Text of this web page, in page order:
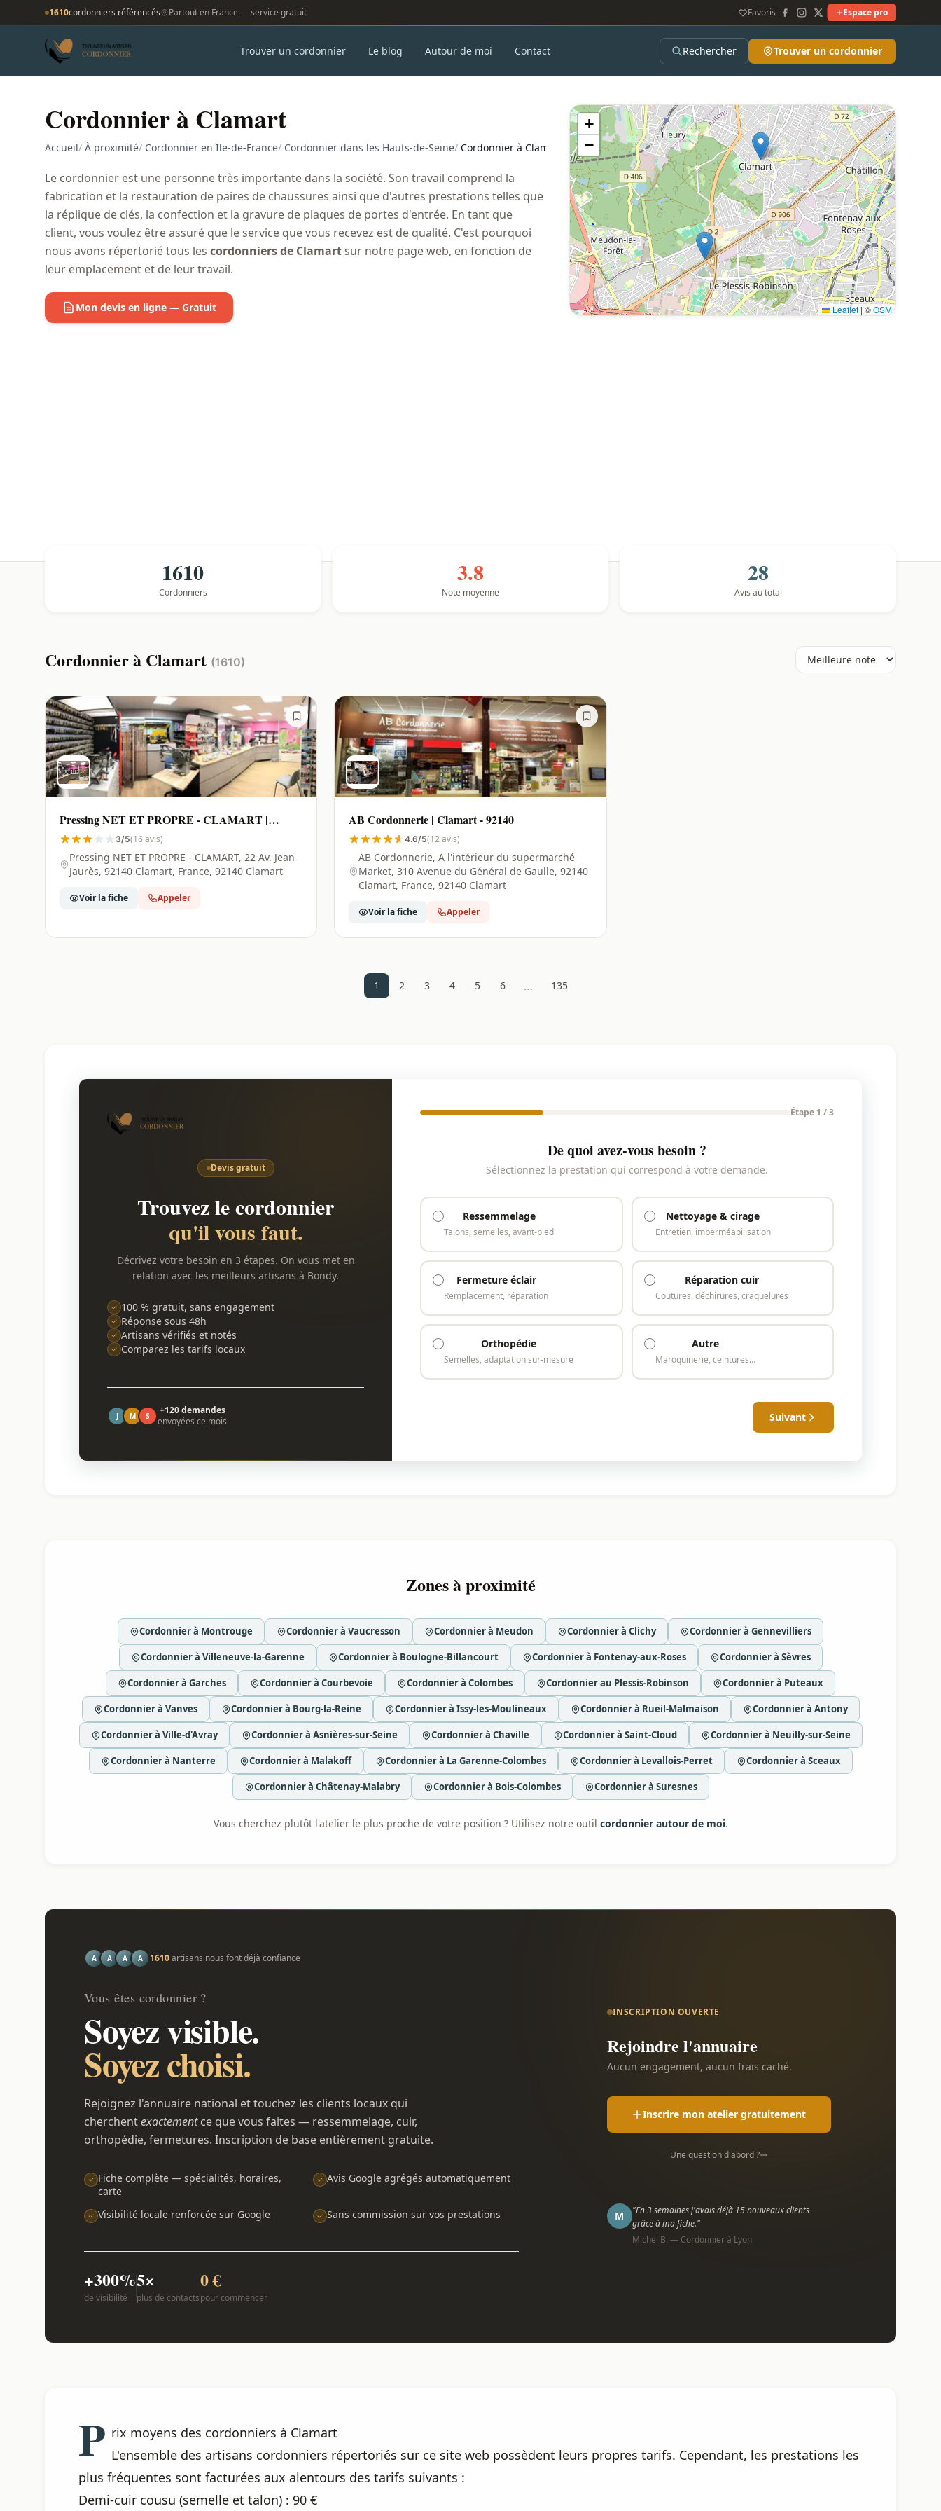
1610cordonniers référencés Partout en France — service gratuit Favoris Espace pro
Trouver un cordonnier Le blog Autour de moi Contact Rechercher Trouver un cordonnier
Cordonnier à Clamart
Accueil/ À proximité/ Cordonnier en Ile-de-France/ Cordonnier dans les Hauts-de-Seine/ Cordonnier à Clamart
Le cordonnier est une personne très importante dans la société. Son travail comprend la
fabrication et la restauration de paires de chaussures ainsi que d'autres prestations telles que
la réplique de clés, la confection et la gravure de plaques de portes d'entrée. En tant que
client, vous voulez être assuré que le service que vous recevez est de qualité. C'est pourquoi
nous avons répertorié tous les cordonniers de Clamartsur notre page web, en fonction de
leur emplacement et de leur travail.
Mon devis en ligne — Gratuit
+
−
Leaflet | ©OSM
1610
Cordonniers
3.8
Note moyenne
28
Avis au total
Cordonnier à Clamart (1610)
Pressing NET ET PROPRE - CLAMART |
Clamart - 92140
3/5(16 avis)
Pressing NET ET PROPRE - CLAMART, 22 Av. Jean
Jaurès, 92140 Clamart, France, 92140 Clamart
Voir la fiche Appeler
AB Cordonnerie | Clamart - 92140
4.6/5(12 avis)
AB Cordonnerie, A l'intérieur du supermarché
Market, 310 Avenue du Général de Gaulle, 92140
Clamart, France, 92140 Clamart
Voir la fiche Appeler
1 2 3 4 5 6 … 135
Devis gratuit
Trouvez le cordonnier
qu'il vous faut.
Décrivez votre besoin en 3 étapes. On vous met en
relation avec les meilleurs artisans à Bondy.
100 % gratuit, sans engagement
Réponse sous 48h
Artisans vérifiés et notés
Comparez les tarifs locaux
J M S
+120 demandes
envoyées ce mois
Étape 1 / 3
De quoi avez-vous besoin ?
Sélectionnez la prestation qui correspond à votre demande.
Ressemmelage
Talons, semelles, avant-pied
Nettoyage & cirage
Entretien, imperméabilisation
Fermeture éclair
Remplacement, réparation
Réparation cuir
Coutures, déchirures, craquelures
Orthopédie
Semelles, adaptation sur-mesure
Autre
Maroquinerie, ceintures…
Suivant
Zones à proximité
Cordonnier à Montrouge Cordonnier à Vaucresson Cordonnier à Meudon Cordonnier à Clichy Cordonnier à Gennevilliers
Cordonnier à Villeneuve-la-Garenne Cordonnier à Boulogne-Billancourt Cordonnier à Fontenay-aux-Roses Cordonnier à Sèvres
Cordonnier à Garches Cordonnier à Courbevoie Cordonnier à Colombes Cordonnier au Plessis-Robinson Cordonnier à Puteaux
Cordonnier à Vanves Cordonnier à Bourg-la-Reine Cordonnier à Issy-les-Moulineaux Cordonnier à Rueil-Malmaison Cordonnier à Antony
Cordonnier à Ville-d'Avray Cordonnier à Asnières-sur-Seine Cordonnier à Chaville Cordonnier à Saint-Cloud Cordonnier à Neuilly-sur-Seine
Cordonnier à Nanterre Cordonnier à Malakoff Cordonnier à La Garenne-Colombes Cordonnier à Levallois-Perret Cordonnier à Sceaux
Cordonnier à Châtenay-Malabry Cordonnier à Bois-Colombes Cordonnier à Suresnes
Vous cherchez plutôt l'atelier le plus proche de votre position ? Utilisez notre outil cordonnier autour de moi.
A A A A 1610artisans nous font déjà confiance
Vous êtes cordonnier ?
Soyez visible.
Soyez choisi.
Rejoignez l'annuaire national et touchez les clients locaux qui
cherchentexactementce que vous faites — ressemmelage, cuir,
orthopédie, fermetures. Inscription de base entièrement gratuite.
Fiche complète — spécialités, horaires,
carte
Avis Google agrégés automatiquement
Visibilité locale renforcée sur Google Sans commission sur vos prestations
+300%
de visibilité
5×
plus de contacts
0 €
pour commencer
INSCRIPTION OUVERTE
Rejoindre l'annuaire
Aucun engagement, aucun frais caché.
Inscrire mon atelier gratuitement
Une question d'abord ?
M
"En 3 semaines j'avais déjà 15 nouveaux clients
grâce à ma fiche."
Michel B. — Cordonnier à Lyon
P rix moyens des cordonniers à Clamart
L'ensemble des artisans cordonniers répertoriés sur ce site web possèdent leurs propres tarifs. Cependant, les prestations les
plus fréquentes sont facturées aux alentours des tarifs suivants :
Demi-cuir cousu (semelle et talon) : 90 €